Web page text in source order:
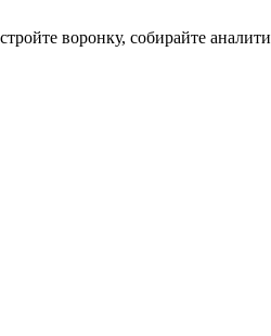
воронку, собирайте